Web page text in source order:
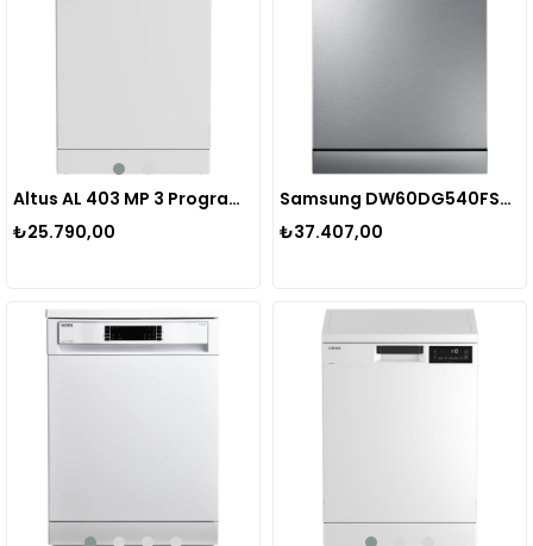
Altus AL 403 MP 3 Programlı Bulaşık Makinesi
₺25.790,00
Samsung DW60DG540FSRTR Inox D Enerji Sınıfı Bulaşık Makinesi
₺37.407,00